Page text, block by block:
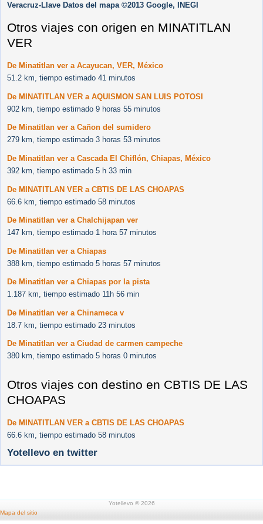
Veracruz-Llave Datos del mapa ©2013 Google, INEGI
Otros viajes con origen en MINATITLAN
VER
De Minatitlan ver a Acayucan, VER, México
51.2 km, tiempo estimado 41 minutos
De MINATITLAN VER a AQUISMON SAN LUIS POTOSI
902 km, tiempo estimado 9 horas 55 minutos
De Minatitlan ver a Cañon del sumidero
279 km, tiempo estimado 3 horas 53 minutos
De Minatitlan ver a Cascada El Chiflón, Chiapas, México
392 km, tiempo estimado 5 h 33 min
De MINATITLAN VER a CBTIS DE LAS CHOAPAS
66.6 km, tiempo estimado 58 minutos
De Minatitlan ver a Chalchijapan ver
147 km, tiempo estimado 1 hora 57 minutos
De Minatitlan ver a Chiapas
388 km, tiempo estimado 5 horas 57 minutos
De Minatitlan ver a Chiapas por la pista
1.187 km, tiempo estimado 11h 56 min
De Minatitlan ver a Chinameca v
18.7 km, tiempo estimado 23 minutos
De Minatitlan ver a Ciudad de carmen campeche
380 km, tiempo estimado 5 horas 0 minutos
Otros viajes con destino en CBTIS DE LAS
CHOAPAS
De MINATITLAN VER a CBTIS DE LAS CHOAPAS
66.6 km, tiempo estimado 58 minutos
Yotellevo en twitter
Yotellevo © 2026
Mapa del sitio